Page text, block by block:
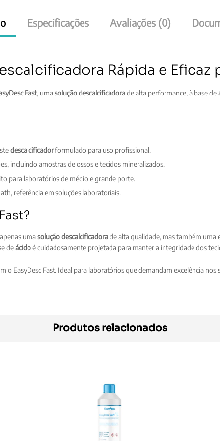
Especificações Avaliações (0)
Rápida e
Fast, umasolução descalcificadorade alta performance, à base de
descalcificadorformulado para uso profissional.
incluindo amostras de ossos e tecidos mineralizados.
para laboratórios de médio e grande porte.
referência em soluções laboratoriais.
umasolução descalcificadorade alta qualidade, mas também uma
deácidoé cuidadosamente projetada para manter a integridade dos
EasyDesc Fast. Ideal para laboratórios que demandam excelência nos
Produtos relacionados